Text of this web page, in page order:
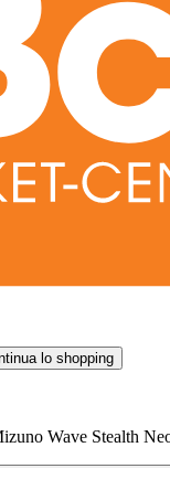
lo shopping
Wave Stealth